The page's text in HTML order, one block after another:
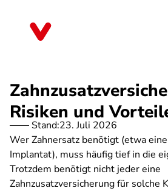
Risiken und
Stand:23. Juli 2026
Wer Zahnersatz benötigt (etwa
Implantat), muss häufig tief in die
Trotzdem benötigt nicht jeder eine
Zahnzusatzversicherung für solche